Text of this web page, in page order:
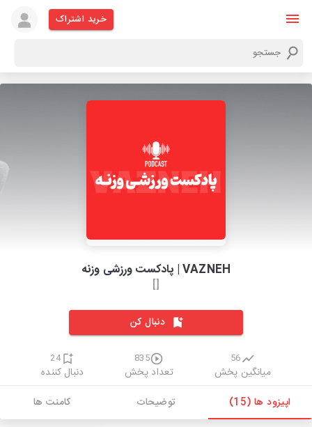
خرید اشتراک
VAZNEH | پادکست ورزشی وزنه
[]
دنبال کن
56
میانگین پخش
835
تعداد پخش
24
دنبال کننده
اپیزود ها (15)
توضیحات کامنت ها